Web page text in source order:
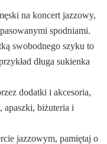
na koncert jazzowy,
spodniami.
swobodnego szyku to
długa sukienka
dodatki i akcesoria,
apaszki, biżuteria i
jazzowym, pamiętaj o